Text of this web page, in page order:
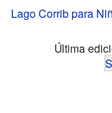
Lago Corrib para
Última